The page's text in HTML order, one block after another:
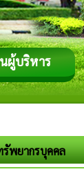
ผู้บริหาร
พยากรบุคคล